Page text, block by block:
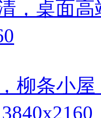
柳条小